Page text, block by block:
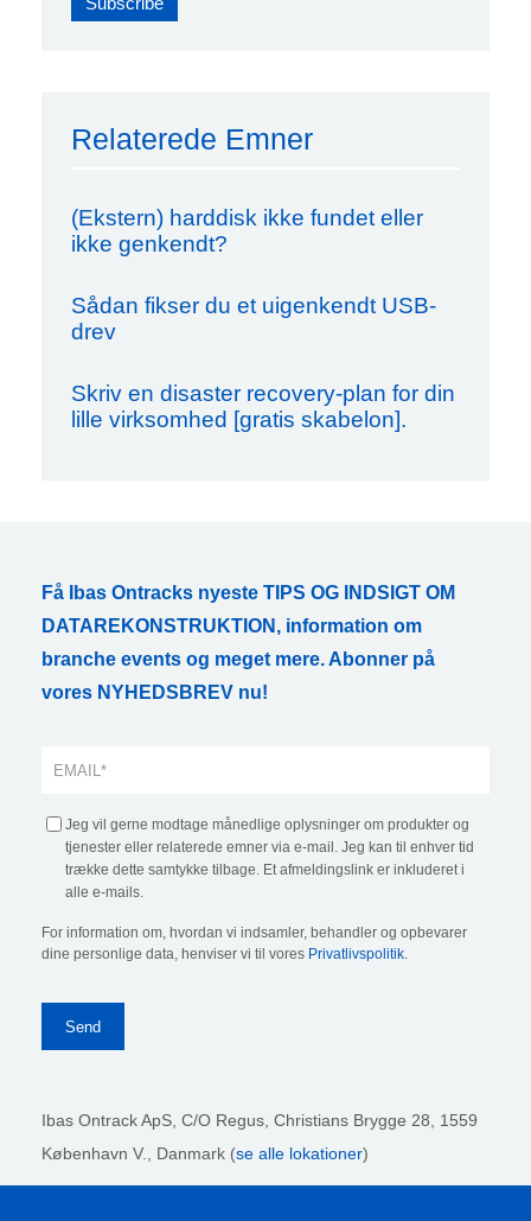
Relaterede Emner
(Ekstern) harddisk ikke fundet eller
ikke genkendt?
Sådan fikser du et uigenkendt USB-
drev
Skriv en disaster recovery-plan for din
lille virksomhed [gratis skabelon].
Få Ibas Ontracks nyeste TIPS OG INDSIGT OM
DATAREKONSTRUKTION, information om
branche events og meget mere. Abonner på
vores NYHEDSBREV nu!
Jeg vil gerne modtage månedlige oplysninger om produkter og
tjenester eller relaterede emner via e-mail. Jeg kan til enhver tid
trække dette samtykke tilbage. Et afmeldingslink er inkluderet i
alle e-mails.
For information om, hvordan vi indsamler, behandler og opbevarer
dine personlige data, henviser vi til vores Privatlivspolitik.
Ibas Ontrack ApS, C/O Regus, Christians Brygge 28, 1559
København V., Danmark (se alle lokationer)